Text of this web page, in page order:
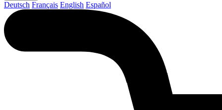
Deutsch Français English Español